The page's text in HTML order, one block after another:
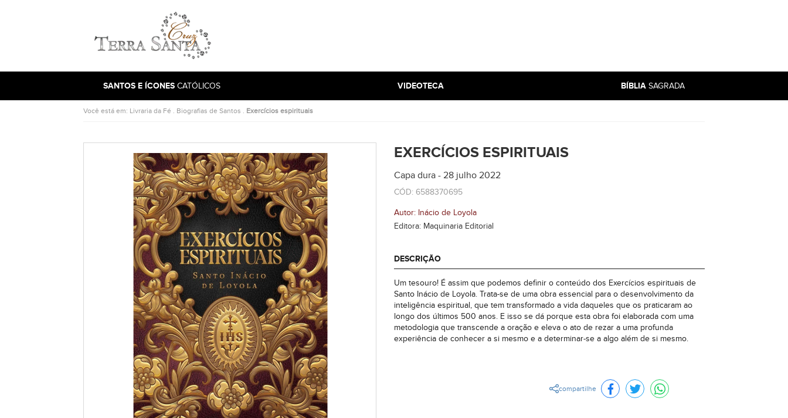
Ir para a página inicial
SANTOS E ÍCONES CATÓLICOS VIDEOTECA BÍBLIA SAGRADA
Você está em: Livraria da Fé . Biografias de Santos . Exercícios espirituais
EXERCÍCIOS ESPIRITUAIS
Capa dura - 28 julho 2022
CÓD: 6588370695
Autor: Inácio de Loyola
Editora: Maquinaria Editorial
DESCRIÇÃO
Um tesouro! É assim que podemos definir o conteúdo dos Exercícios espirituais de
Santo Inácio de Loyola. Trata-se de uma obra essencial para o desenvolvimento da
inteligência espiritual, que tem transformado a vida daqueles que os praticaram ao
longo dos últimos 500 anos. E isso se dá porque esta obra foi elaborada com uma
metodologia que transcende a oração e eleva o ato de rezar a uma profunda
experiência de conhecer a si mesmo e a determinar-se a algo além de si mesmo.
compartilhe